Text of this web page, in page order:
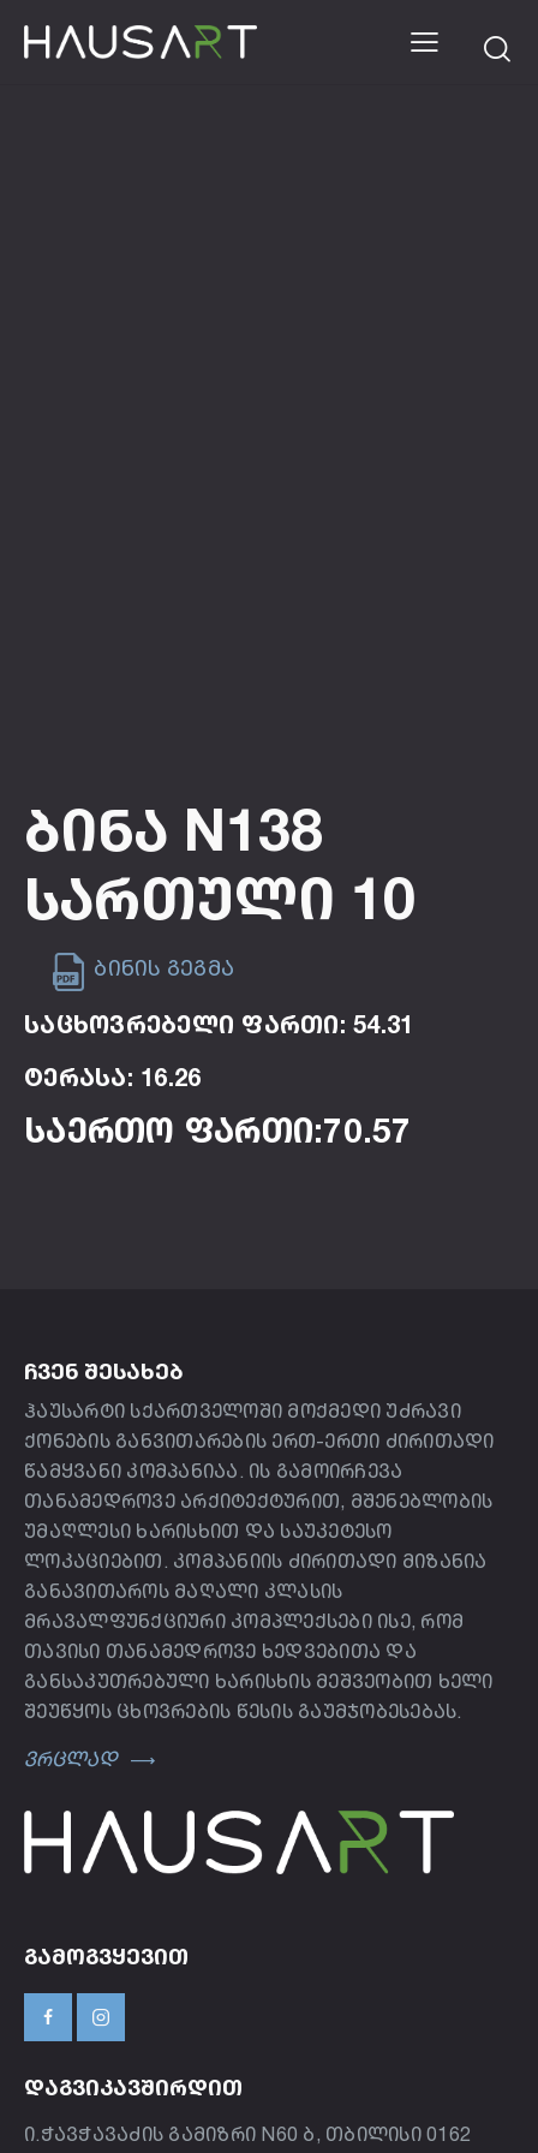
Ბინა N138
Სართული 10
ბინის გეგმა
საცხოვრებელი ფართი: 54.31
ტერასა: 16.26
საერთო ფართი:70.57
ᲩᲕᲔᲜ ᲨᲔᲡᲐᲮᲔᲑ
ჰაუსარტი სქართველოში მოქმედი უძრავი
ქონების განვითარების ერთ-ერთი ძირითადი
წამყვანი კომპანიაა. ის გამოირჩევა
თანამედროვე არქიტექტურით, მშენებლობის
უმაღლესი ხარისხით და საუკეტესო
ლოკაციებით. კომპანიის ძირითადი მიზანია
განავითაროს მაღალი კლასის
მრავალფუნქციური კომპლექსები ისე, რომ
თავისი თანამედროვე ხედვებითა და
განსაკუთრებული ხარისხის მეშვეობით ხელი
შეუწყოს ცხოვრების წესის გაუმჯობესებას.
ვრცლად
ᲒᲐᲛᲝᲒᲕᲧᲔᲕᲘᲗ
ᲓᲐᲒᲕᲘᲙᲐᲕᲨᲘᲠᲓᲘᲗ
ი.ჭავჭავაძის გამიზრი N60 ბ, თბილისი 0162